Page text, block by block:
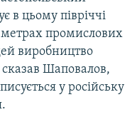
в цьому півріччі
промислових
виробництво
сказав Шаповалов,
у російську